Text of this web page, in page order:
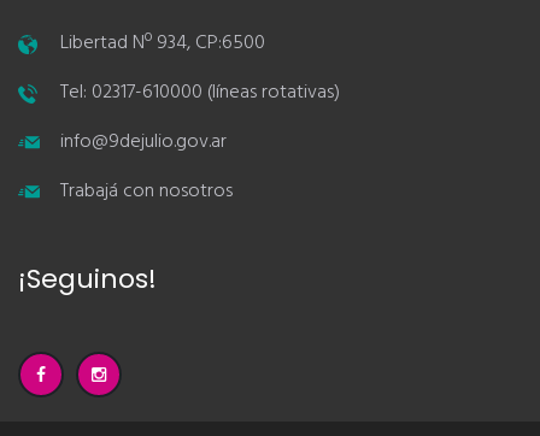
Libertad Nº 934, CP:6500
Tel: 02317-610000 (líneas rotativas)
info@9dejulio.gov.ar
Trabajá con nosotros
¡Seguinos!